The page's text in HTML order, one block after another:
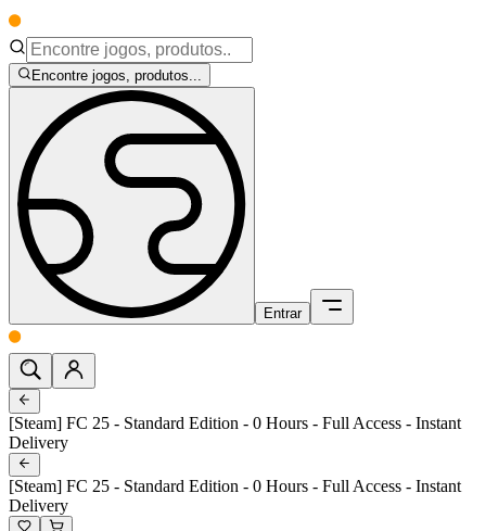
Encontre jogos, produtos...
Entrar
[Steam] FC 25 - Standard Edition - 0 Hours - Full Access - Instant
Delivery
[Steam] FC 25 - Standard Edition - 0 Hours - Full Access - Instant
Delivery